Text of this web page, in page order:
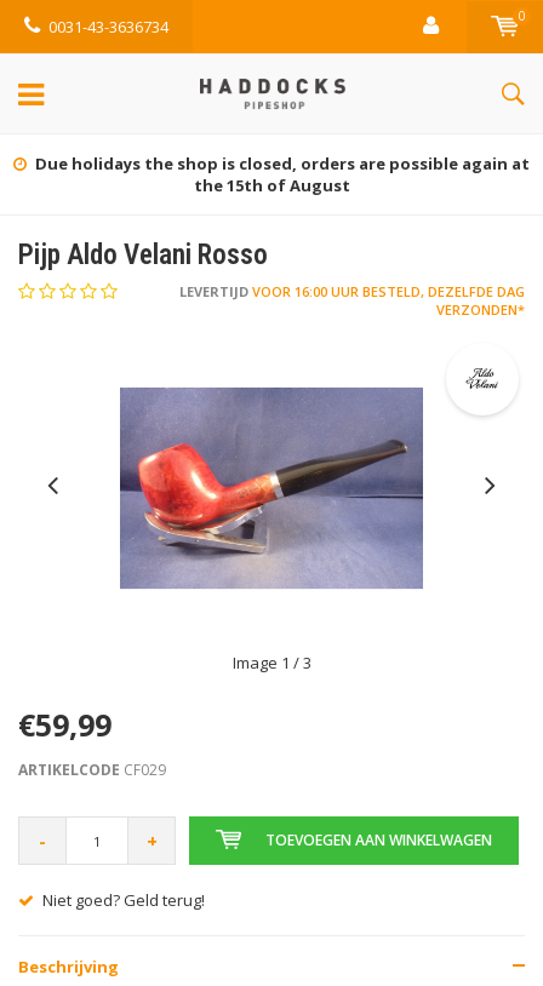
0031-43-3636734 0
Gratis retourneren (NL)
Pijp Aldo Velani Rosso
LEVERTIJD VOOR 16:00 UUR BESTELD, DEZELFDE DAG
VERZONDEN*
Image 1 / 3
€59,99
ARTIKELCODE CF029
- + TOEVOEGEN AAN WINKELWAGEN
Gratis verzending vanaf € 75,00
Beschrijving